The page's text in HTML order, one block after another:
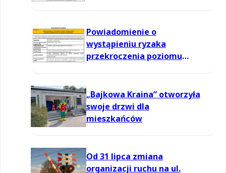
Powiadomienie o
wystąpieniu ryzaka
przekroczenia poziomu
„Bajkowa Kraina” otworzyła
swoje drzwi dla
mieszkańców
Od 31 lipca zmiana
organizacji ruchu na ul.